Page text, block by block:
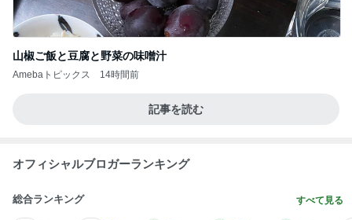
山椒ご飯と豆腐と野菜の味噌汁
Amebaトピックス 14時間前
記事を読む
オフィシャルブロガーランキング
総合ランキング すべて見る